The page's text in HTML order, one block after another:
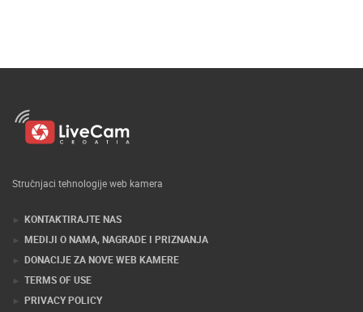
Stručnjaci tehnologije web kamera
KONTAKTIRAJTE NAS
MEDIJI O NAMA, NAGRADE I PRIZNANJA
DONACIJE ZA NOVE WEB KAMERE
TERMS OF USE
PRIVACY POLICY